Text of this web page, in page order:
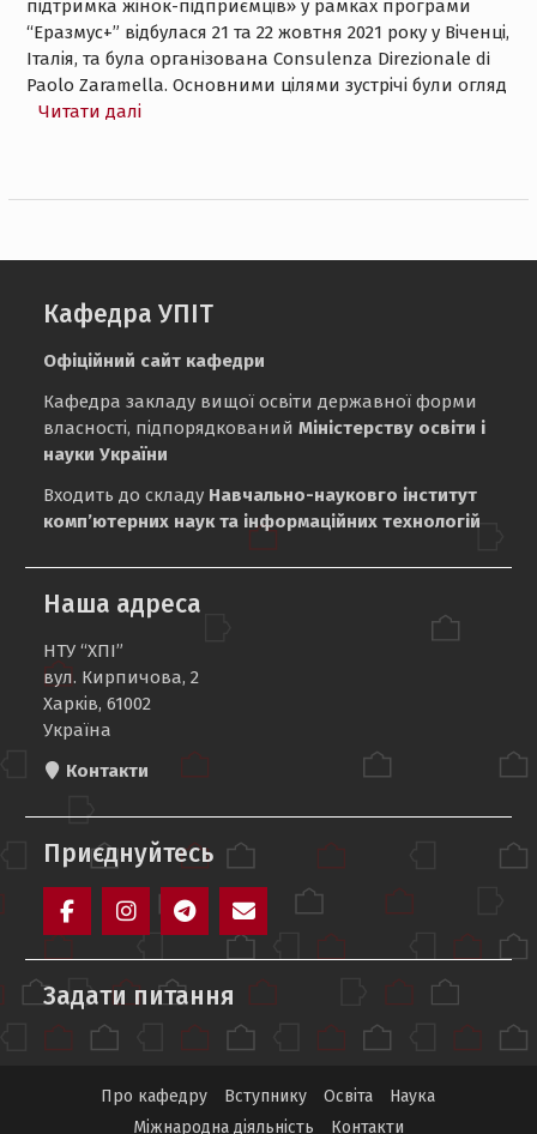
підтримка жінок-підприємців» у рамках програми
“Еразмус+” відбулася 21 та 22 жовтня 2021 року у Віченці,
Італія, та була організована Consulenza Direzionale di
Paolo Zaramella. Основними цілями зустрічі були огляд
Читати далі
Кафедра УПІТ
Офіційний сайт кафедри
Кафедра закладу вищої освіти державної форми
власності, підпорядкованийМіністерству освіти і
науки України
Входить до складу Навчально-науковго інститут
комп’ютерних наук та інформаційних технологій
Наша адреса
НТУ “ХПІ”
вул. Кирпичова, 2
Харків, 61002
Україна
Контакти
Приєднуйтесь
Задати питання
Про кафедру Вступнику Освіта
Наука
Міжнародна діяльність
Контакти